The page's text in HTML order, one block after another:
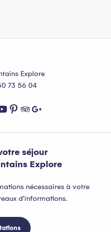
Explore
73 56 04
séjour
Explore
nécessaires à votre
d'informations.